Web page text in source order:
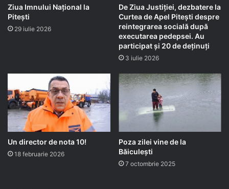
Ziua Imnului Național la
Pitești
29 iulie 2026
De Ziua Justiției, dezbatere la
Curtea de Apel Pitești despre
reintegrarea socială după
executarea pedepsei. Au
participat și 20 de deținuți
3 iulie 2026
Un director de nota 10!
18 februarie 2026
Poza zilei vine de la
Băiculești
7 octombrie 2025